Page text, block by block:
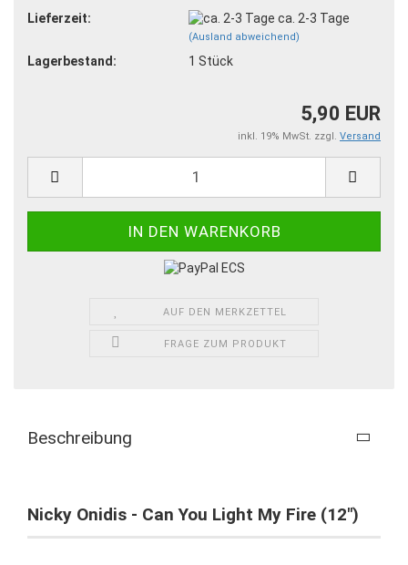
Lieferzeit:
ca. 2-3 Tage
(Ausland abweichend)
Lagerbestand: 1 Stück
5,90 EUR
inkl. 19% MwSt. zzgl. Versand
AUF DEN MERKZETTEL
FRAGE ZUM PRODUKT
Beschreibung
Nicky Onidis - Can You Light My Fire (12")